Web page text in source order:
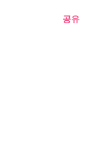
공유